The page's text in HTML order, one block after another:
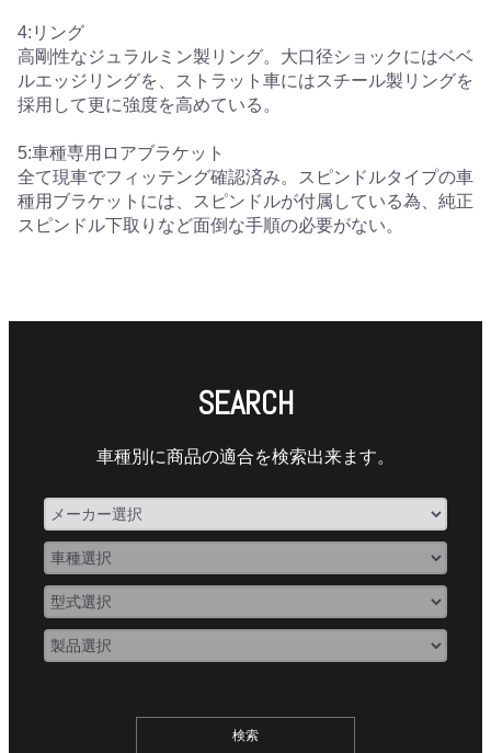
4:リング
高剛性なジュラルミン製リング。大口径ショックにはベベ
ルエッジリングを、ストラット車にはスチール製リングを
採用して更に強度を高めている。
5:車種専用ロアブラケット
全て現車でフィッテング確認済み。スピンドルタイプの車
種用ブラケットには、スピンドルが付属している為、純正
スピンドル下取りなど面倒な手順の必要がない。
SEARCH
車種別に商品の適合を検索出来ます。